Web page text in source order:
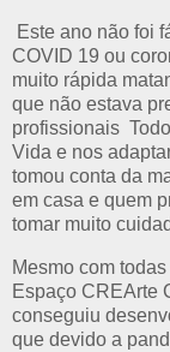
Este ano não foi
COVID 19 ou
muito rápida
que não estava
profissionais
Vida e nos
tomou conta da
em casa e quem
tomar muito
Mesmo com
Espaço CREArte
conseguiu
que devido a